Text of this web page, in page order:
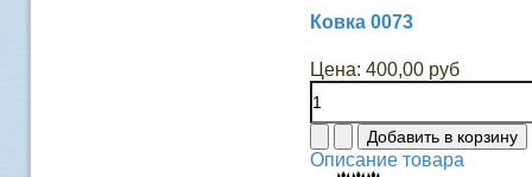
Ковка 0073
Цена: 400,00 руб
Описание товара